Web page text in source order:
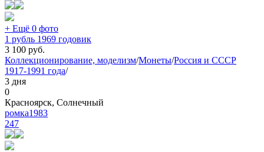
+ Ещё 0 фото
1 рубль 1969 годовик
3 100 руб.
Коллекционирование, моделизм/Монеты/Россия и СССР
1917-1991 года/
3 дня
0
Красноярск, Солнечный
ромка1983
247